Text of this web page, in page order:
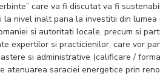
care va fi discutat va fi
la nivel inalt pana la investitii din
si autoritati locale, precum si
expertilor si practicienilor, care vor
si administrative (calificare /
atenuarea saraciei energetice prin